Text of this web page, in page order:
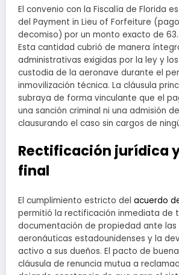
El convenio con la Fiscalía de Florida
del Payment in Lieu of Forfeiture
decomiso) por un monto exacto de
Esta cantidad cubrió de manera
administrativas exigidas por la ley y
custodia de la aeronave durante el
inmovilización técnica. La cláusula
subraya de forma vinculante que el
una sanción criminal ni una admisión
clausurando el caso sin cargos de
Rectificación jurídica
final
El cumplimiento estricto del acuerdo
permitió la rectificación inmediata de
documentación de propiedad ante
aeronáuticas estadounidenses y la
activo a sus dueños. El pacto de
cláusula de renuncia mutua a